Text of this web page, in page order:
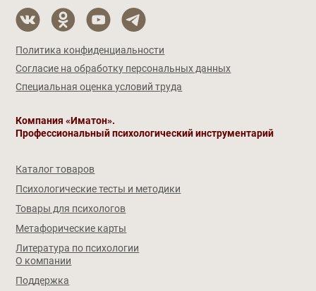
Политика конфиденциальности
Согласие на обработку персональных данных
Специальная оценка условий труда
Компания «Иматон».
Профессиональный психологический инструментарий
Каталог товаров
Психологические тесты и методики
Товары для психологов
Метафорические карты
Литература по психологии
О компании
Поддержка